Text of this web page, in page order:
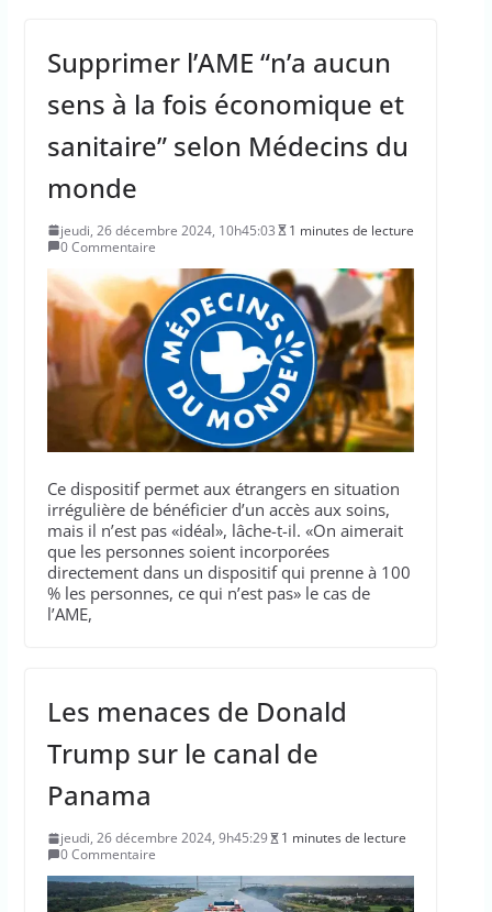
Supprimer l’AME “n’a aucun
sens à la fois économique et
sanitaire” selon Médecins du
monde
jeudi, 26 décembre 2024, 10h45:03
1 minutes de lecture
0 Commentaire
Ce dispositif permet aux étrangers en situation
irrégulière de bénéficier d’un accès aux soins,
mais il n’est pas «idéal», lâche-t-il. «On aimerait
que les personnes soient incorporées
directement dans un dispositif qui prenne à 100
% les personnes, ce qui n’est pas» le cas de
l’AME,
Les menaces de Donald
Trump sur le canal de
Panama
jeudi, 26 décembre 2024, 9h45:29
1 minutes de lecture
0 Commentaire